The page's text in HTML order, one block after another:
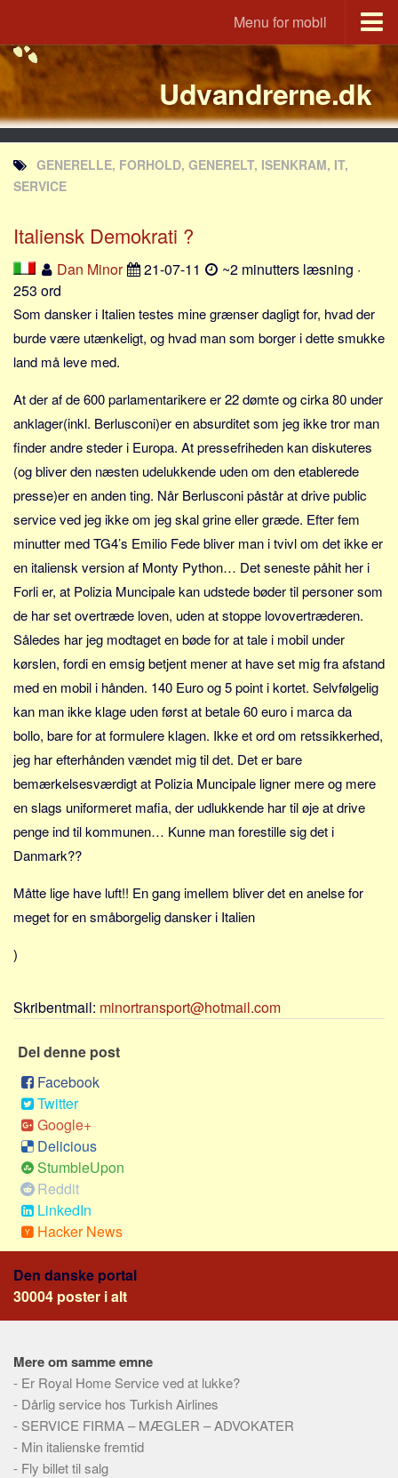
Menu for mobil
Portal
Udvandrerne.dk
Utvandrerne.no
Utvandrarna.se
Tyskland.dk
Rusland.dk
JLKM.dk
Lande
Tyrkiet
Sverige
Norge
Italien
Grækenland
USA
Alle
Nøgleord
Bolig
Job
Virksomhed
Investering
Pension og opsparing
Forbrug
Social sikring og sundhed
Transport
Alle
Aspekter
Køb og salg
Skatter og afgifter
Praktisk
Alle
Meta
Dokumenttyper
Emner
Skribenter
Personer
Kilder
Om
Forhistorien
Redigering
Tekstannoncer
Bannere
Udvandrerne.dk
GENERELLE, FORHOLD, GENERELT, ISENKRAM, IT,
SERVICE
Italiensk Demokrati ?
Dan Minor 21-07-11
~2 minutters læsning ·
253 ord
Som dansker i Italien testes mine grænser dagligt for, hvad der
burde være utænkeligt, og hvad man som borger i dette smukke
land må leve med.
At der af de 600 parlamentarikere er 22 dømte og cirka 80 under
anklager(inkl. Berlusconi)er en absurditet som jeg ikke tror man
finder andre steder i Europa. At pressefriheden kan diskuteres
(og bliver den næsten udelukkende uden om den etablerede
presse)er en anden ting. Når Berlusconi påstår at drive public
service ved jeg ikke om jeg skal grine eller græde. Efter fem
minutter med TG4’s Emilio Fede bliver man i tvivl om det ikke er
en italiensk version af Monty Python… Det seneste påhit her i
Forli er, at Polizia Muncipale kan udstede bøder til personer som
de har set overtræde loven, uden at stoppe lovovertræderen.
Således har jeg modtaget en bøde for at tale i mobil under
kørslen, fordi en emsig betjent mener at have set mig fra afstand
med en mobil i hånden. 140 Euro og 5 point i kortet. Selvfølgelig
kan man ikke klage uden først at betale 60 euro i marca da
bollo, bare for at formulere klagen. Ikke et ord om retssikkerhed,
jeg har efterhånden vændet mig til det. Det er bare
bemærkelsesværdigt at Polizia Muncipale ligner mere og mere
en slags uniformeret mafia, der udlukkende har til øje at drive
penge ind til kommunen… Kunne man forestille sig det i
Danmark??
Måtte lige have luft!! En gang imellem bliver det en anelse for
meget for en småborgelig dansker i Italien
)
Skribentmail: minortransport@hotmail.com
Del denne post
Facebook
Twitter
Google+
Delicious
StumbleUpon
Reddit
LinkedIn
Hacker News
Den danske portal
30004 poster i alt
Mere om samme emne
- Er Royal Home Service ved at lukke?
- Dårlig service hos Turkish Airlines
- SERVICE FIRMA – MÆGLER – ADVOKATER
- Min italienske fremtid
- Fly billet til salg